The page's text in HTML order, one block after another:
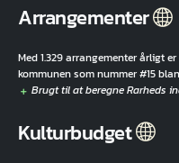
Arrangementer
Med 1.329 arrangementer årligt
kommunen som nummer #15
Kulturbudget